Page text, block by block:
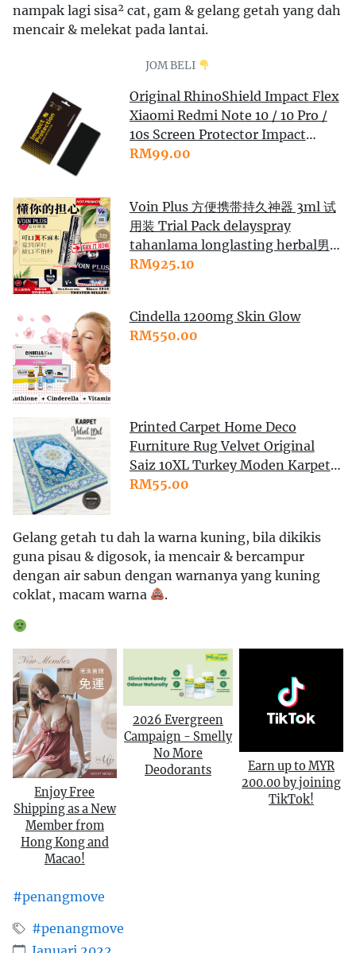
nampak lagi sisa² cat, gam & gelang getah yang dah
mencair & melekat pada lantai.
JOM BELI
Original RhinoShield Impact Flex
Xiaomi Redmi Note 10 / 10 Pro /
10s Screen Protector Impact
Damping Clear Anti-Scratch
RM99.00
Voin Plus 方便携带持久神器 3ml 试
用装 Trial Pack delayspray
tahanlama longlasting herbal男用
延时喷剂性用品男成人用品情趣外用
RM925.10
Cindella 1200mg Skin Glow
RM550.00
Printed Carpet Home Deco
Furniture Rug Velvet Original
Saiz 10XL Turkey Moden Karpet
Ruangan Meja Makan
RM55.00
Gelang getah tu dah la warna kuning, bila dikikis
guna pisau & digosok, ia mencair & bercampur
dengan air sabun dengan warnanya yang kuning
coklat, macam warna
.
Enjoy Free
Shipping as a New
Member from
Hong Kong and
Macao!
2026 Evergreen
Campaign - Smelly
No More
Deodorants
Earn up to MYR
200.00 by joining
TikTok!
#penangmove
#penangmove